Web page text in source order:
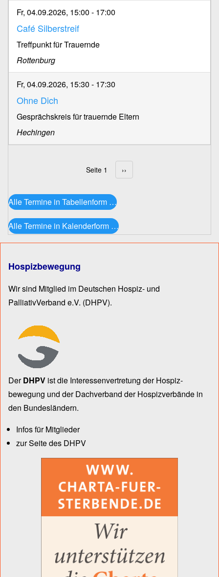
Fr, 04.09.2026, 15:00 - 17:00
Café Silberstreif
Treffpunkt für Trauernde
Rottenburg
Fr, 04.09.2026, 15:30 - 17:30
Ohne Dich
Gesprächskreis für trauernde Eltern
Hechingen
Seitennummerierung
Seite 1 Nächste Seite
››
Alle Termine in Tabellenform …
Alle Termine in Kalenderform …
Hospizbewegung
Wir sind Mitglied im Deutschen Hospiz- und
PalliativVerband e.V. (DHPV).
DerDHPV ist die Inter­essen­ver­tre­tung der Hospiz­
bewegung und der Dach­verband der Hospiz­verbände in
den Bun­des­län­dern.
Infos für Mitglieder
zur Seite des DHPV